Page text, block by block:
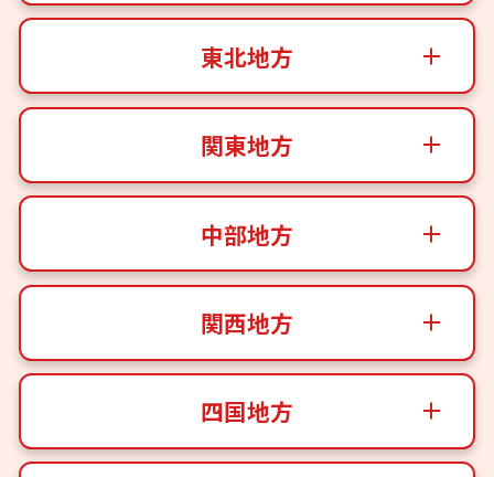
東北地方
関東地方
中部地方
関西地方
四国地方